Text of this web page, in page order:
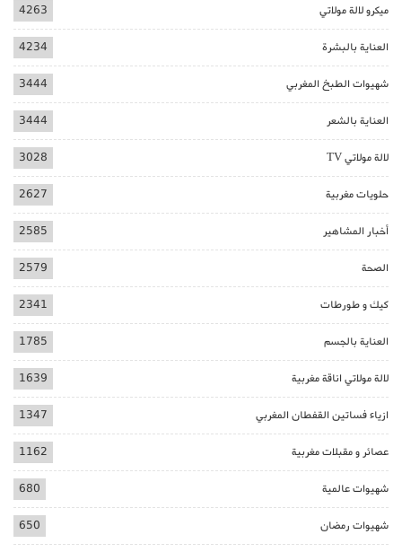
ميكرو لالة مولاتي 4263
العناية بالبشرة 4234
شهيوات الطبخ المغربي 3444
العناية بالشعر 3444
لالة مولاتي TV 3028
حلويات مغربية 2627
أخبار المشاهير 2585
الصحة 2579
كيك و طورطات 2341
العناية بالجسم 1785
لالة مولاتي اناقة مغربية 1639
ازياء فساتين القفطان المغربي 1347
عصائر و مقبلات مغربية 1162
شهيوات عالمية 680
شهيوات رمضان 650